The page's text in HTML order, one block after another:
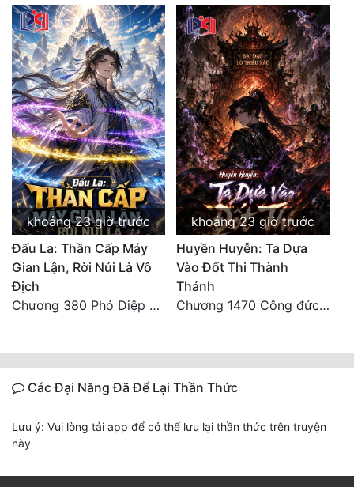
khoảng 23 giờ trước
Đấu La: Thần Cấp Máy
Gian Lận, Rời Núi Là Vô
Địch
Chương 380 Phó Diệp dẫn toàn tộc Hồn Thú di chuyển đến Sâm La Tinh, chúng thần Thần Giới kinh ngạc!
khoảng 23 giờ trước
Huyền Huyễn: Ta Dựa
Vào Đốt Thi Thành
Thánh
Chương 1470 Công đức phi thăng
Các Đại Năng Đã Để Lại Thần Thức
Lưu ý: Vui lòng tải app để có thể lưu lại thần thức trên truyện
này